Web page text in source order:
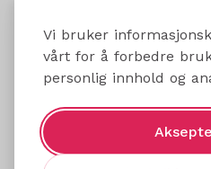
Vi bruker
vårt for å forbedre
personlig innhold og